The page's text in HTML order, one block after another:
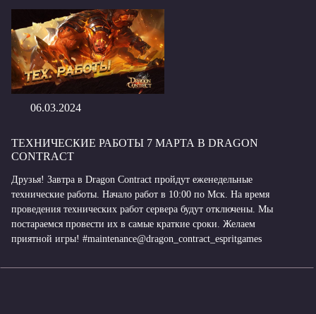
06.03.2024
ТЕХНИЧЕСКИЕ РАБОТЫ 7 МАРТА В DRAGON
CONTRACT
Друзья! Завтра в Dragon Contract пройдут еженедельные
технические работы. Начало работ в 10:00 по Мск. На время
проведения технических работ сервера будут отключены. Мы
постараемся провести их в самые краткие сроки. Желаем
приятной игры! #maintenance@dragon_contract_espritgames